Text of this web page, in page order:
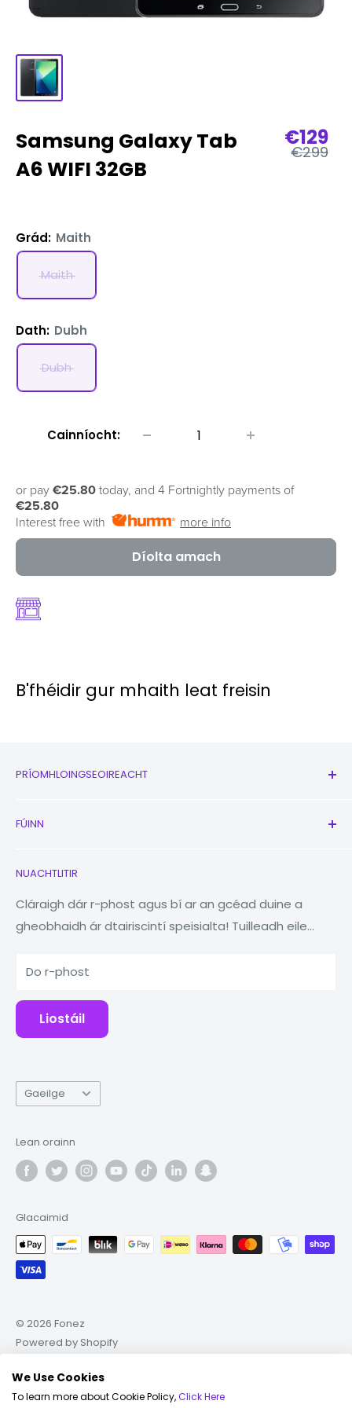
Samsung Galaxy Tab
A6 WIFI 32GB
díola
€129
Praghas
€299
Grád: Maith
Maith
Dath: Dubh
Dubh
Cainníocht:
or pay €25.80 today, and 4 Fortnightly payments of
€25.80
Interest free with
more info
Díolta amach
B'fhéidir gur mhaith leat freisin
PRÍOMHLOINGSEOIREACHT
Nua
Uaireadóirí
Macleabhair
Táibléad
Gabhálais
Deisiúcháin
FÚINN
Ár Cuideachta
Aimsitheoir Stórais
Laghdaigh Athúsáid Athchúrsáil
Blag
NUACHTLITIR
Cláraigh dár r-phost agus bí ar an gcéad duine a
gheobhaidh ár dtairiscintí speisialta! Tuilleadh eile...
Do r-phost
Liostáil
Teanga
Gaeilge
Lean orainn
Glacaimid
© 2026 Fonez
Powered by Shopify
© 2024 Fonez Ltd, Gach Ceart Ar Coimeád |
We Use Cookies
To learn more about Cookie Policy,Click Here